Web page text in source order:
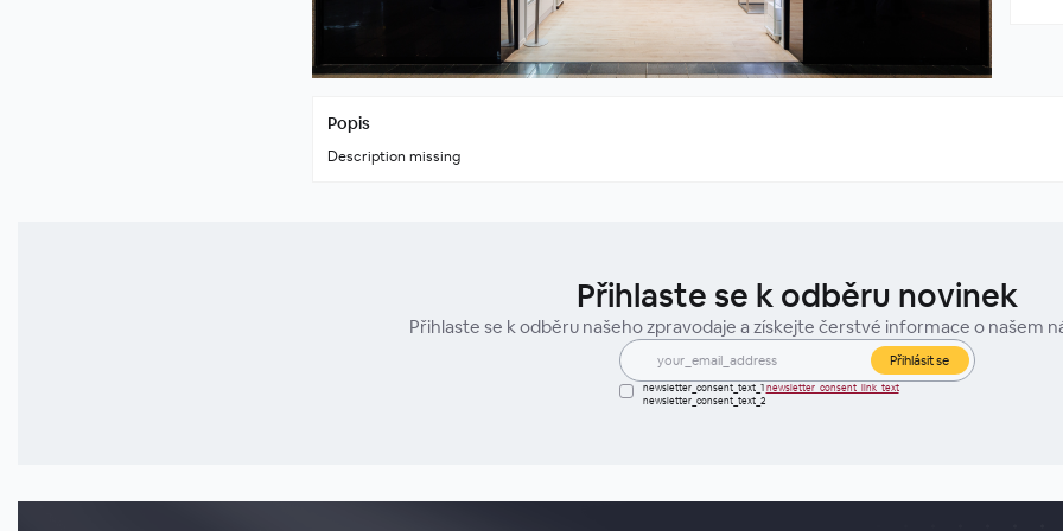
Popis
Description missing
Přihlaste se k odběru novinek
Přihlaste se k odběru našeho zpravodaje a získejte čerstvé informace o našem
Přihlásit se
newsletter_consent_text_1 newsletter_consent_link_text
newsletter_consent_text_2